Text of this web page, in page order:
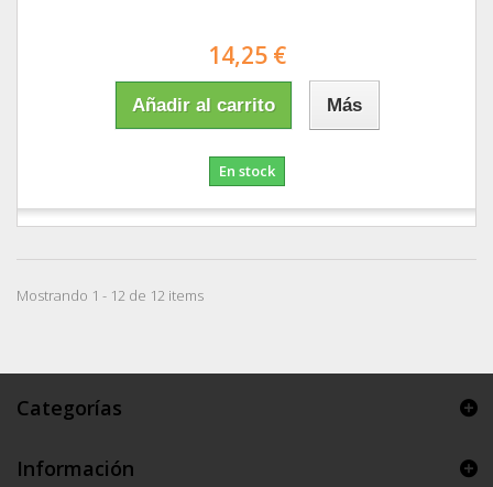
14,25 €
Añadir al carrito Más
En stock
Mostrando 1 - 12 de 12 items
Categorías
Información